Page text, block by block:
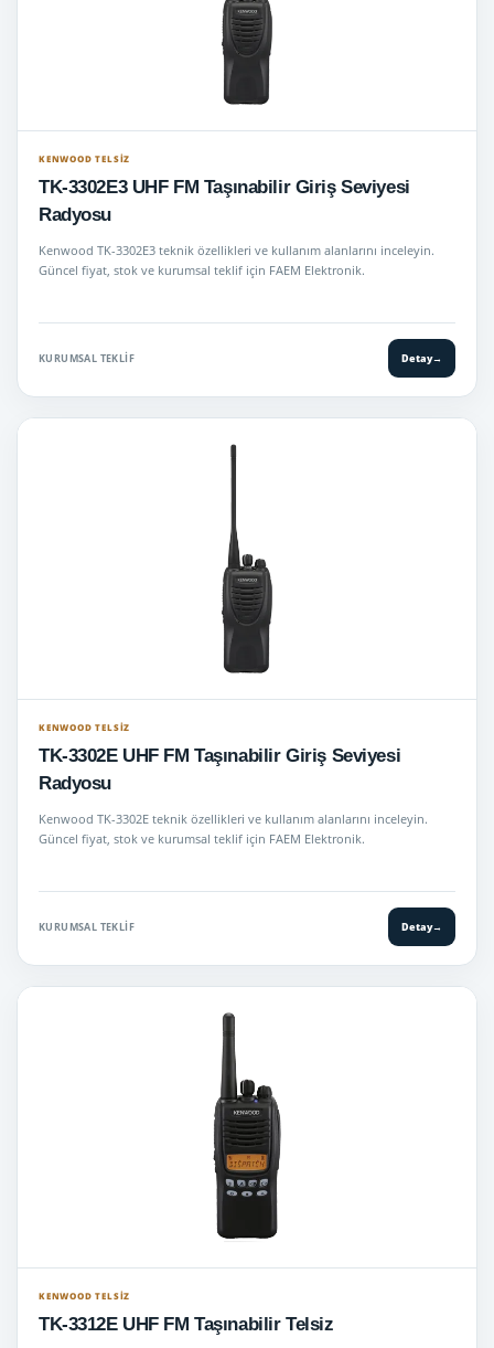
KENWOOD TELSIZ
TK-3302E3 UHF FM Taşınabilir Giriş Seviyesi
Radyosu
Kenwood TK-3302E3 teknik özellikleri ve kullanım alanlarını inceleyin.
Güncel fiyat, stok ve kurumsal teklif için FAEM Elektronik.
KURUMSAL TEKLIF Detay→
KENWOOD TELSIZ
TK-3302E UHF FM Taşınabilir Giriş Seviyesi
Radyosu
Kenwood TK-3302E teknik özellikleri ve kullanım alanlarını inceleyin.
Güncel fiyat, stok ve kurumsal teklif için FAEM Elektronik.
KURUMSAL TEKLIF Detay→
KENWOOD TELSIZ
TK-3312E UHF FM Taşınabilir Telsiz